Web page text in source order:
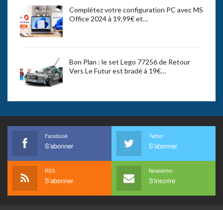
Complétez votre configuration PC avec MS
Office 2024 à 19,99€ et…
Bon Plan : le set Lego 77256 de Retour
Vers Le Futur est bradé à 19€…
Facebook
S'abonner
Twitter
S'abonner
RSS
S'abonner
Newsletter
S'inscrire